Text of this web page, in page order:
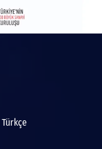
Türkçe